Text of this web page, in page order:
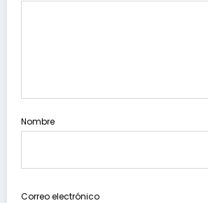
Nombre
Correo electrónico